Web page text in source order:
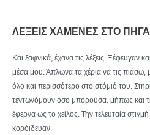
ΛΕΞΕΙΣ ΧΑΜΕΝΕΣ ΣΤΟ
Και ξαφνικά, έχανα τις λέξεις. Ξέφευγαν
μέσα μου. Άπλωνα τα χέρια να τις
όλο και περισσότερο στο στόμιό του.
τεντωνόμουν όσο μπορούσα. μήπως και
έφερνα ως το χείλος. Την τελευταία
κορόιδευαν.